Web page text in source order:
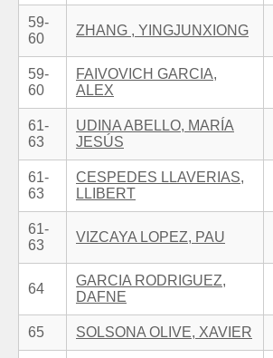
59-
60
ZHANG , YINGJUNXIONG
59-
60
FAIVOVICH GARCIA,
ALEX
61-
63
UDINA ABELLO, MARÍA
JESÚS
61-
63
CESPEDES LLAVERIAS,
LLIBERT
61-
63
VIZCAYA LOPEZ, PAU
64
GARCIA RODRIGUEZ,
DAFNE
65 SOLSONA OLIVE, XAVIER